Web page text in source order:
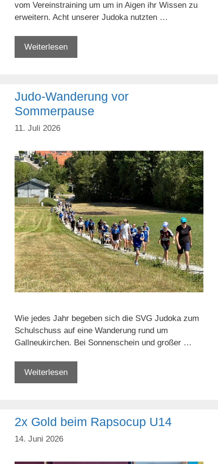
vom Vereinstraining um um in Aigen ihr Wissen zu
erweitern. Acht unserer Judoka nutzten …
WeiterlesenTrainingslager
Aigen
Judo-Wanderung vor
Sommerpause
11. Juli 2026
Wie jedes Jahr begeben sich die SVG Judoka zum
Schulschuss auf eine Wanderung rund um
Gallneukirchen. Bei Sonnenschein und großer …
WeiterlesenJudo-
Wanderung
2x Gold beim Rapsocup U14
14. Juni 2026